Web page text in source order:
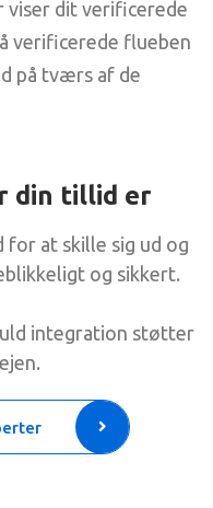
viser dit verificerede
verificerede flueben
på tværs af de
din tillid er
for at skille sig ud og
og sikkert.
integration støtter